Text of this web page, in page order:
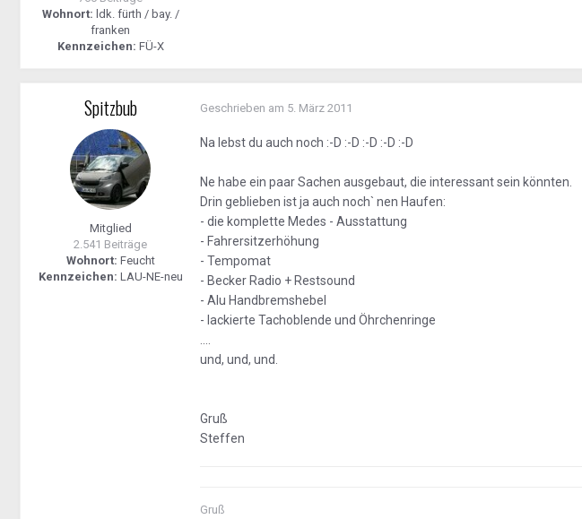
Wohnort: ldk. fürth / bay. /
franken
Kennzeichen: FÜ-X
Spitzbub
Mitglied
2.541 Beiträge
Wohnort: Feucht
Kennzeichen: LAU-NE-neu
Geschrieben am 5. März 2011
Na lebst du auch noch :-D :-D :-D :-D :-D
Ne habe ein paar Sachen ausgebaut, die interessant sein könnten.
Drin geblieben ist ja auch noch` nen Haufen:
- die komplette Medes - Ausstattung
- Fahrersitzerhöhung
- Tempomat
- Becker Radio + Restsound
- Alu Handbremshebel
- lackierte Tachoblende und Öhrchenringe
und, und, und.
Gruß
Steffen
Gruß